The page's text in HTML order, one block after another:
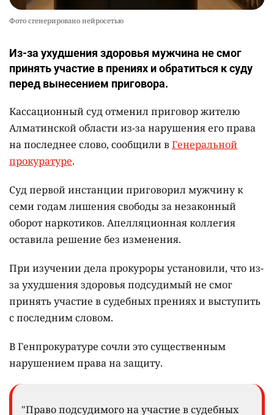
Фото сгенерировано нейросетью
Из-за ухудшения здоровья мужчина не смог
принять участие в прениях и обратиться к суду
перед вынесением приговора.
Кассационный суд отменил приговор жителю
Алматинской области из-за нарушения его права
на последнее слово, сообщили вГенеральной
прокуратуре.
Суд первой инстанции приговорил мужчину к
семи годам лишения свободы за незаконный
оборот наркотиков. Апелляционная коллегия
оставила решение без изменения.
При изучении дела прокуроры установили, что из-
за ухудшения здоровья подсудимый не смог
принять участие в судебных прениях и выступить
с последним словом.
В Генпрокуратуре сочли это существенным
нарушением права на защиту.
"Право подсудимого на участие в судебных